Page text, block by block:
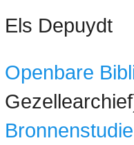
Els Depuydt
Openbare
Bronnenstudie